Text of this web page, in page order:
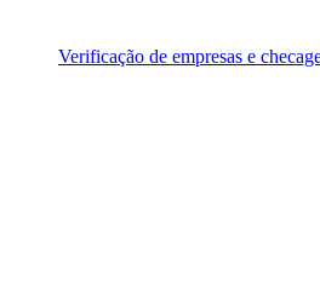
Verificação de empresas e